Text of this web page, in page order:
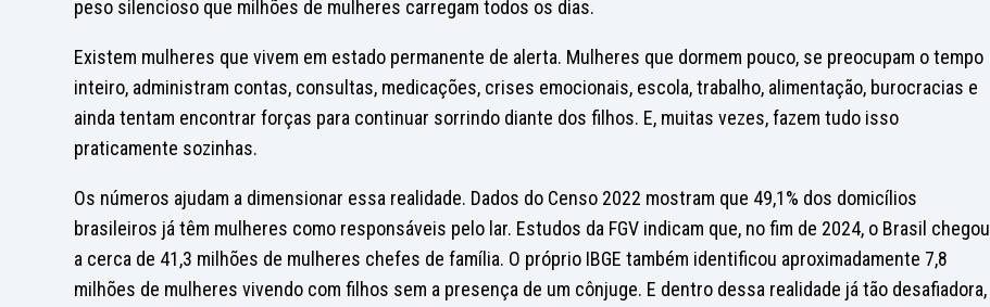
peso silencioso que milhões de mulheres carregam todos os dias.
Existem mulheres que vivem em estado permanente de alerta. Mulheres que dormem pouco, se preocupam o tempo
inteiro, administram contas, consultas, medicações, crises emocionais, escola, trabalho, alimentação, burocracias e
ainda tentam encontrar forças para continuar sorrindo diante dos filhos. E, muitas vezes, fazem tudo isso
praticamente sozinhas.
Os números ajudam a dimensionar essa realidade. Dados do Censo 2022 mostram que 49,1% dos domicílios
brasileiros já têm mulheres como responsáveis pelo lar. Estudos da FGV indicam que, no fim de 2024, o Brasil chegou
a cerca de 41,3 milhões de mulheres chefes de família. O próprio IBGE também identificou aproximadamente 7,8
milhões de mulheres vivendo com filhos sem a presença de um cônjuge. E dentro dessa realidade já tão desafiadora,